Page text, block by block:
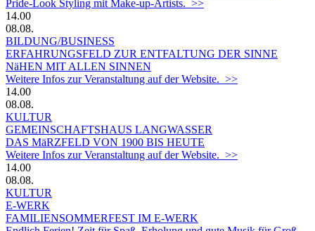
Pride-Look Styling mit Make-up-Artists. >>
14.00
08.08.
BILDUNG/BUSINESS
ERFAHRUNGSFELD ZUR ENTFALTUNG DER SINNE
NäHEN MIT ALLEN SINNEN
Weitere Infos zur Veranstaltung auf der Website. >>
14.00
08.08.
KULTUR
GEMEINSCHAFTSHAUS LANGWASSER
DAS MäRZFELD VON 1900 BIS HEUTE
Weitere Infos zur Veranstaltung auf der Website. >>
14.00
08.08.
KULTUR
E-WERK
FAMILIENSOMMERFEST IM E-WERK